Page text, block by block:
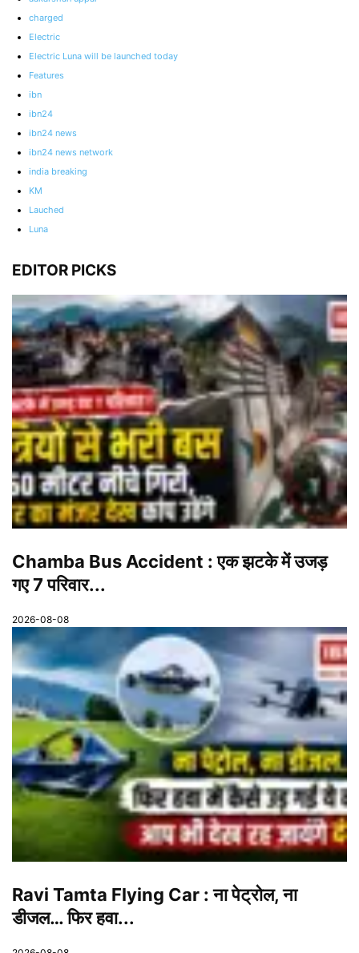
charged
Electric
Electric Luna will be launched today
Features
ibn
ibn24
ibn24 news
ibn24 news network
india breaking
KM
Lauched
Luna
EDITOR PICKS
Chamba Bus Accident : एक झटके में उजड़
गए 7 परिवार...
2026-08-08
Ravi Tamta Flying Car : ना पेट्रोल, ना
डीजल… फिर हवा...